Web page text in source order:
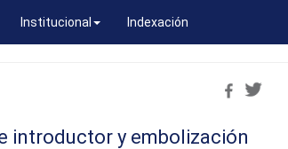
Institucional Indexación
introductor y embolización